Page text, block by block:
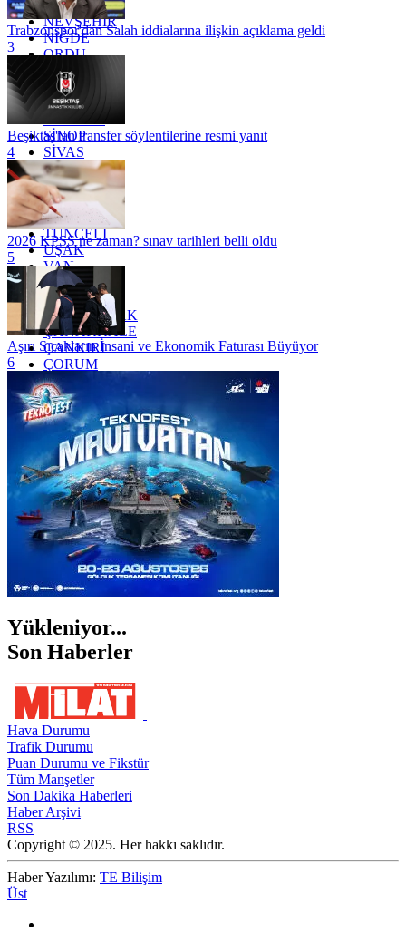
MUŞ
NEVŞEHİR
NİĞDE
ORDU
OSMANİYE
RİZE
SAKARYA
SİNOP
SİVAS
SİİRT
TEKİRDAĞ
TOKAT
TRABZON
TUNCELİ
UŞAK
VAN
YALOVA
YOZGAT
ZONGULDAK
ÇANAKKALE
ÇANKIRI
ÇORUM
İSTANBUL
İZMİR
ŞANLIURFA
ŞIRNAK
Trabzonspor'dan Salah iddialarına ilişkin açıklama geldi
3
Beşiktaş'tan transfer söylentilerine resmi yanıt
4
2026 KPSS ne zaman? sınav tarihleri belli oldu
5
Aşırı Sıcakların İnsani ve Ekonomik Faturası Büyüyor
6
Yükleniyor...
Son Haberler
Hava Durumu
Trafik Durumu
Puan Durumu ve Fikstür
Tüm Manşetler
Son Dakika Haberleri
Haber Arşivi
RSS
Copyright © 2025. Her hakkı saklıdır.
Haber Yazılımı: TE Bilişim
Üst